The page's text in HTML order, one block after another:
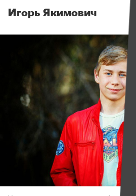
Игорь Якимович